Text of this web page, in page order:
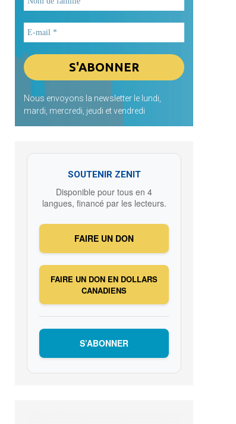
Nous envoyons la newsletter le lundi,
mardi, mercredi, jeudi et vendredi
SOUTENIR ZENIT
Disponible pour tous en 4
langues, financé par les lecteurs.
FAIRE UN DON
FAIRE UN DON EN DOLLARS
CANADIENS
S’ABONNER